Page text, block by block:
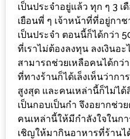
ใช่
ไหม?
ไป
ผิง
ไฟ
อุ่นๆ
ปิ้ง
เป็นประจำอยู่แล้ว ทุก ๆ 3 เ
เยือนพี่ ๆ เจ้าหน้าที่ที่อยู่กา
เป็นประจำ ตอนนี้ก็ได้กว่า
ที่เราไม่ต้องลงทุน ลงเงินอ
สามารถช่วยเหลือคนได้กว่
ที่ทางร้านก็ได้เล็งเห็นว่าก
สูงสุด และคนเหล่านี้ก็ไม่ได้
เป็นกอบเป็นกำ จึงอยากช่
คนเหล่านี้ให้มีกำลังใจในก
เชิญให้มากินอาหารที่ร้านไ